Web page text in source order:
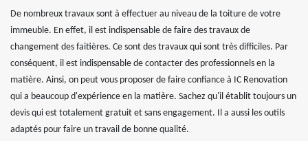
De nombreux travaux sont à effectuer au niveau de la toiture de votre
immeuble. En effet, il est indispensable de faire des travaux de
changement des faitières. Ce sont des travaux qui sont très difficiles. Par
conséquent, il est indispensable de contacter des professionnels en la
matière. Ainsi, on peut vous proposer de faire confiance à IC Renovation
qui a beaucoup d'expérience en la matière. Sachez qu'il établit toujours un
devis qui est totalement gratuit et sans engagement. Il a aussi les outils
adaptés pour faire un travail de bonne qualité.